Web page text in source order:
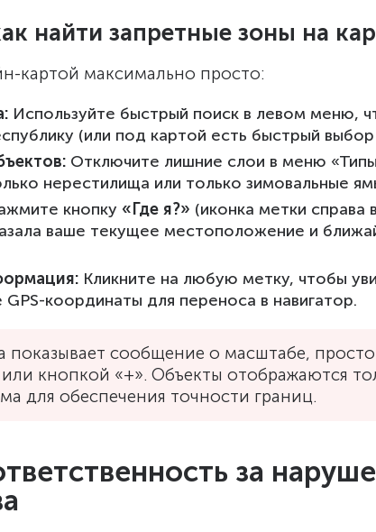
найти запретные зоны на
картой максимально просто:
Используйте быстрый поиск в левом меню,
(или под картой есть быстрый выбор
Отключите лишние слои в меню
нерестилища или только зимовальные
кнопку «Где я?» (иконка метки справа
ваше текущее местоположение и
Кликните на любую метку, чтобы
GPS-координаты для переноса в навигатор.
показывает сообщение о масштабе,
кнопкой «+». Объекты отображаются
для обеспечения точности границ.
за